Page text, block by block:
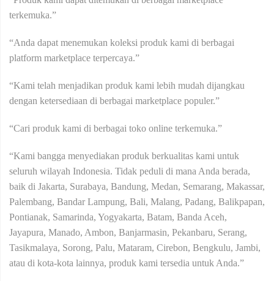
terkemuka.”
“Anda dapat menemukan koleksi produk kami di berbagai
platform marketplace terpercaya.”
“Kami telah menjadikan produk kami lebih mudah dijangkau
dengan ketersediaan di berbagai marketplace populer.”
“Cari produk kami di berbagai toko online terkemuka.”
“Kami bangga menyediakan produk berkualitas kami untuk
seluruh wilayah Indonesia. Tidak peduli di mana Anda berada,
baik di Jakarta, Surabaya, Bandung, Medan, Semarang, Makassar,
Palembang, Bandar Lampung, Bali, Malang, Padang, Balikpapan,
Pontianak, Samarinda, Yogyakarta, Batam, Banda Aceh,
Jayapura, Manado, Ambon, Banjarmasin, Pekanbaru, Serang,
Tasikmalaya, Sorong, Palu, Mataram, Cirebon, Bengkulu, Jambi,
atau di kota-kota lainnya, produk kami tersedia untuk Anda.”